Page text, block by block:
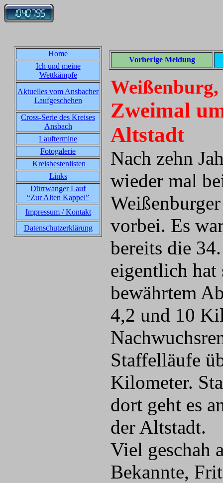
Home
Ich und meine
Wettkämpfe
Aktuelles vom Ansbacher
Laufgeschehen
Cross-Serie des Kreises
Ansbach
Lauftermine
Fotogalerie
Kreisbestenlisten
Links
Dürrwanger Lauf
“Zur Alten Kappel”
Impressum / Kontakt
Datenschutzerklärung
Vorherige Meldung
Weißenburg,
Zweimal
Altstadt
Nach zehn
wieder mal
vorbei. Es
bereits die
eigentlich hat
bewährtem
4,2 und 10
Staffelläufe
Kilometer.
dort geht es
der Altstadt.
Viel geschah
Bekannte,